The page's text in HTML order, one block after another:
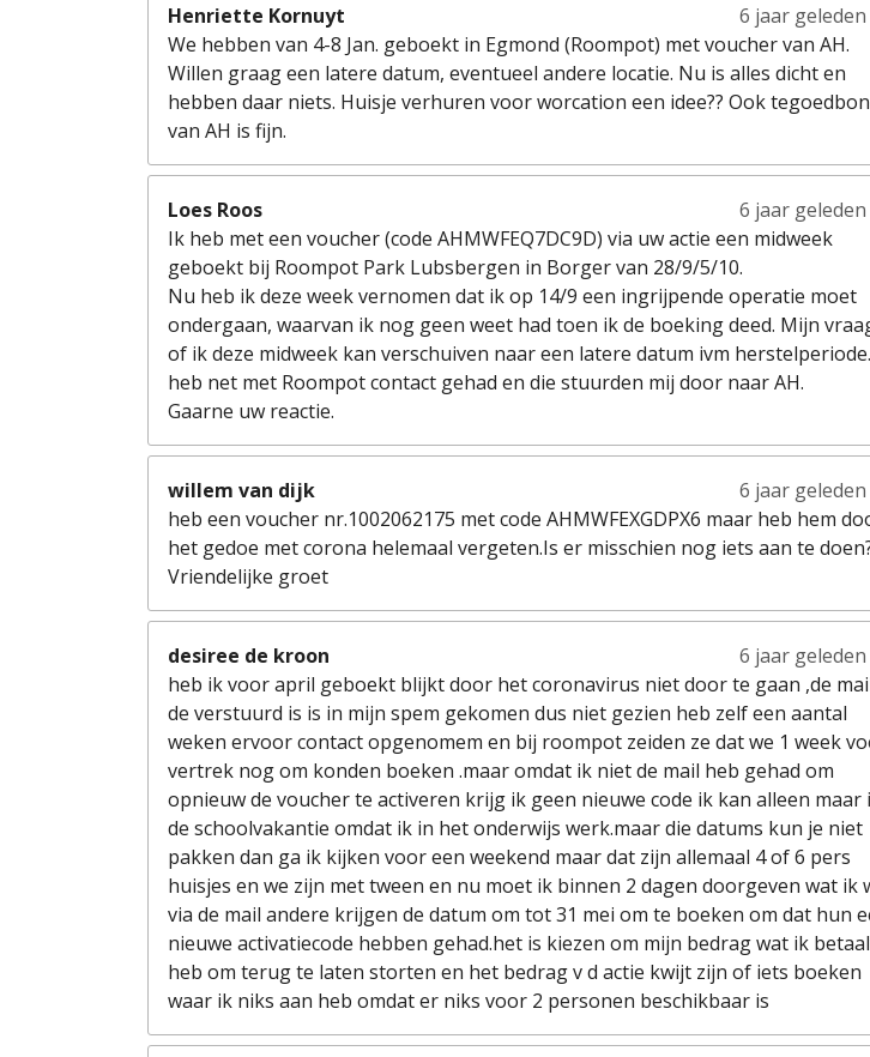
Henriette Kornuyt
6 jaar geleden
We hebben van 4-8 Jan. geboekt in Egmond (Roompot) met voucher van AH.
Willen graag een latere datum, eventueel andere locatie. Nu is alles dicht en
hebben daar niets. Huisje verhuren voor worcation een idee?? Ook tegoedbon
van AH is fijn.
Loes Roos
6 jaar geleden
Ik heb met een voucher (code AHMWFEQ7DC9D) via uw actie een midweek
geboekt bij Roompot Park Lubsbergen in Borger van 28/9/5/10.
Nu heb ik deze week vernomen dat ik op 14/9 een ingrijpende operatie moet
ondergaan, waarvan ik nog geen weet had toen ik de boeking deed. Mijn
of ik deze midweek kan verschuiven naar een latere datum ivm
heb net met Roompot contact gehad en die stuurden mij door naar AH.
Gaarne uw reactie.
willem van dijk
6 jaar geleden
heb een voucher nr.1002062175 met code AHMWFEXGDPX6 maar heb hem
het gedoe met corona helemaal vergeten.Is er misschien nog iets aan te
Vriendelijke groet
desiree de kroon
6 jaar geleden
heb ik voor april geboekt blijkt door het coronavirus niet door te gaan ,de
de verstuurd is is in mijn spem gekomen dus niet gezien heb zelf een aantal
weken ervoor contact opgenomem en bij roompot zeiden ze dat we 1 week
vertrek nog om konden boeken .maar omdat ik niet de mail heb gehad om
opnieuw de voucher te activeren krijg ik geen nieuwe code ik kan alleen maar
de schoolvakantie omdat ik in het onderwijs werk.maar die datums kun je niet
pakken dan ga ik kijken voor een weekend maar dat zijn allemaal 4 of 6 pers
huisjes en we zijn met tween en nu moet ik binnen 2 dagen doorgeven wat ik
via de mail andere krijgen de datum om tot 31 mei om te boeken om dat hun
nieuwe activatiecode hebben gehad.het is kiezen om mijn bedrag wat ik
heb om terug te laten storten en het bedrag v d actie kwijt zijn of iets boeken
waar ik niks aan heb omdat er niks voor 2 personen beschikbaar is